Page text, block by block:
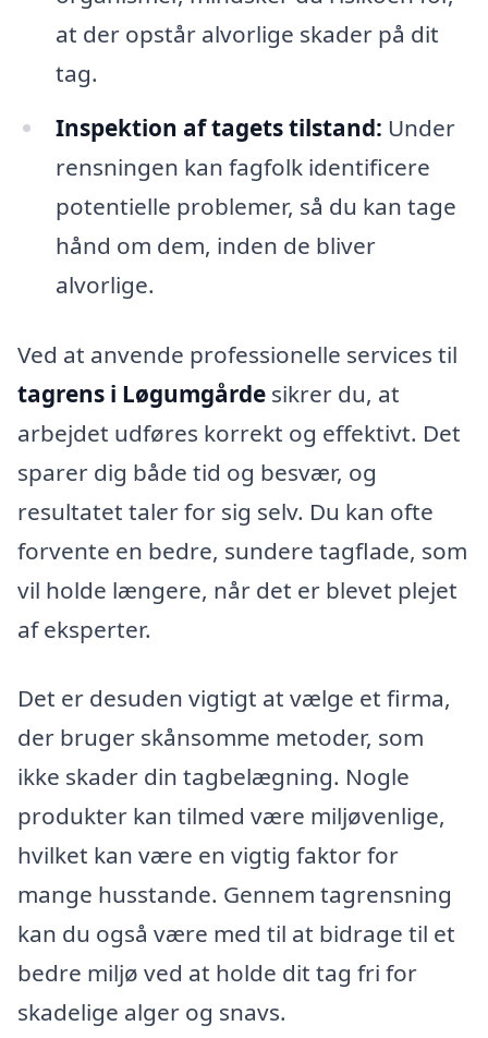
at der opstår alvorlige skader på dit
tag.
Inspektion af tagets tilstand: Under
rensningen kan fagfolk identificere
potentielle problemer, så du kan tage
hånd om dem, inden de bliver
alvorlige.
Ved at anvende professionelle services til
tagrens i Løgumgårde sikrer du, at
arbejdet udføres korrekt og effektivt. Det
sparer dig både tid og besvær, og
resultatet taler for sig selv. Du kan ofte
forvente en bedre, sundere tagflade, som
vil holde længere, når det er blevet plejet
af eksperter.
Det er desuden vigtigt at vælge et firma,
der bruger skånsomme metoder, som
ikke skader din tagbelægning. Nogle
produkter kan tilmed være miljøvenlige,
hvilket kan være en vigtig faktor for
mange husstande. Gennem tagrensning
kan du også være med til at bidrage til et
bedre miljø ved at holde dit tag fri for
skadelige alger og snavs.